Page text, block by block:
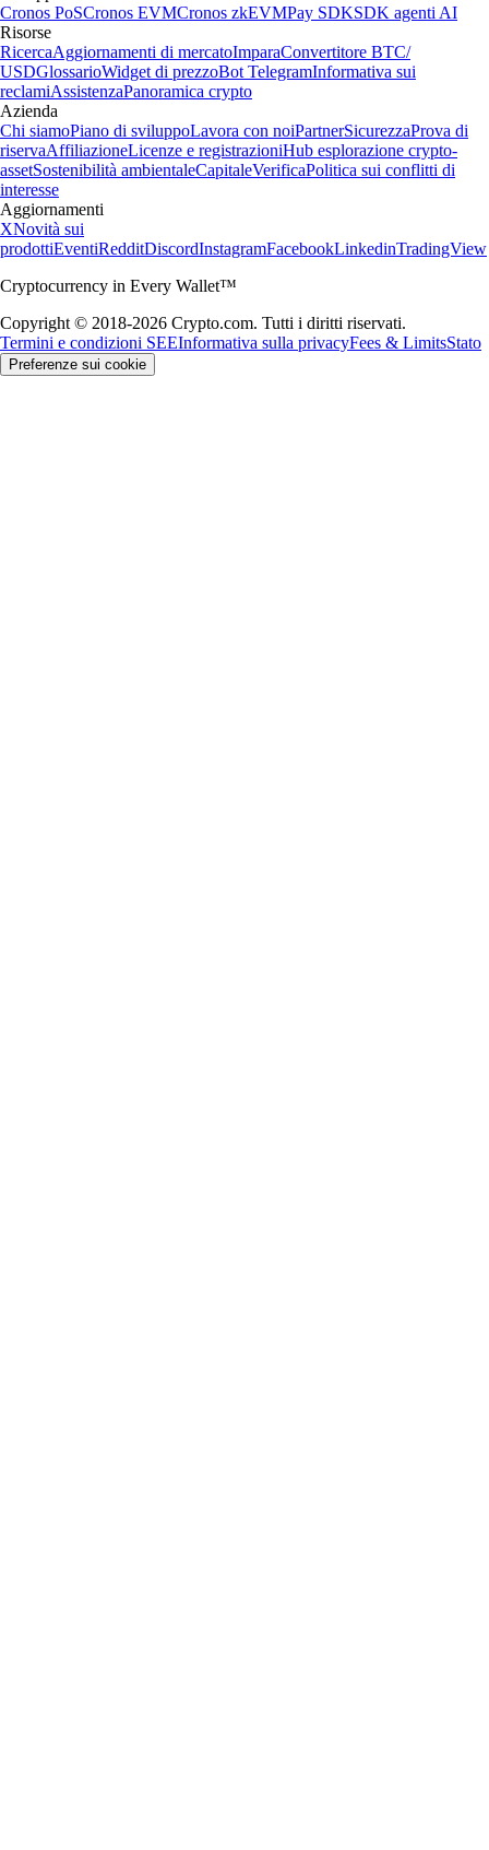
Cronos PoSCronos EVMCronos zkEVMPay SDKSDK agenti AI
Risorse
RicercaAggiornamenti di mercatoImparaConvertitore BTC/
USDGlossarioWidget di prezzoBot TelegramInformativa sui
reclamiAssistenzaPanoramica crypto
Azienda
Chi siamoPiano di sviluppoLavora con noiPartnerSicurezzaProva di
riservaAffiliazioneLicenze e registrazioniHub esplorazione crypto-
assetSostenibilità ambientaleCapitaleVerificaPolitica sui conflitti di
interesse
Aggiornamenti
XNovità sui
prodottiEventiRedditDiscordInstagramFacebookLinkedinTradingView
Cryptocurrency in Every Wallet™
Copyright © 2018-2026 Crypto.com. Tutti i diritti riservati.
Termini e condizioni SEEInformativa sulla privacyFees & LimitsStato
Preferenze sui cookie